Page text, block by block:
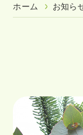
ホーム お知ら